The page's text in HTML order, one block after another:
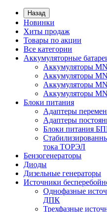
Назад
Новинки
Хиты продаж
Товары по акции
Все категории
Аккумуляторные
Аккумуляторы
Аккумуляторы
Аккумуляторы
Аккумуляторы
Блоки питания
Адаптеры
Адаптеры
Блоки питания
тока ТОРЭЛ
Бензогенераторы
Диоды
Дизельные генераторы
Источники
Однофазные
ДПК
Трехфазные